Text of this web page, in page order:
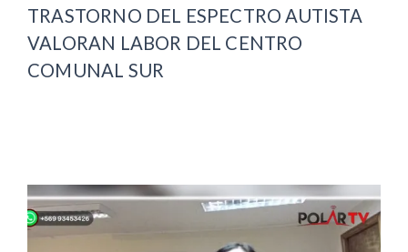
TRASTORNO DEL ESPECTRO AUTISTA
VALORAN LABOR DEL CENTRO
COMUNAL SUR